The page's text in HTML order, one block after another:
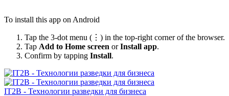
To install this app on Android
Tap the 3-dot menu (⋮) in the top-right corner of the browser.
Tap Add to Home screen orInstall app.
Confirm by tapping Install.
IT2B - Технологии разведки для бизнеса